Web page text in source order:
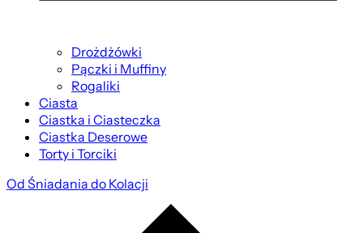
Drożdżówki
Pączki i Muffiny
Rogaliki
Ciasta
Ciastka i Ciasteczka
Ciastka Deserowe
Torty i Torciki
Od Śniadania do Kolacji